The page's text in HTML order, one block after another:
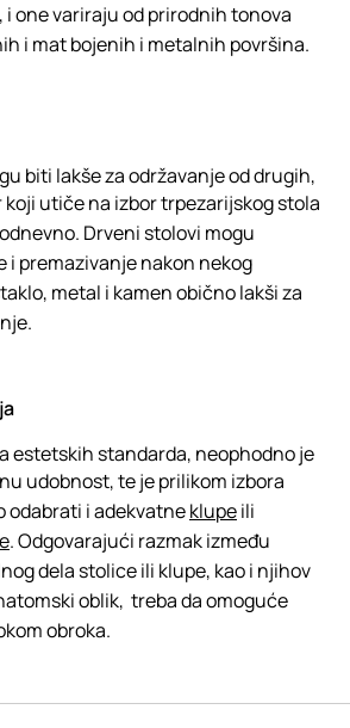
i one variraju od prirodnih tonova
i mat bojenih i metalnih površina.
biti lakše za održavanje od drugih,
koji utiče na izbor trpezarijskog stola
Drveni stolovi mogu
i premazivanje nakon nekog
metal i kamen obično lakši za
estetskih standarda, neophodno je
udobnost, te je prilikom izbora
odabrati i adekvatneklupeili
. Odgovarajući razmak između
dela stolice ili klupe, kao i njihov
oblik, treba da omoguće
obroka.